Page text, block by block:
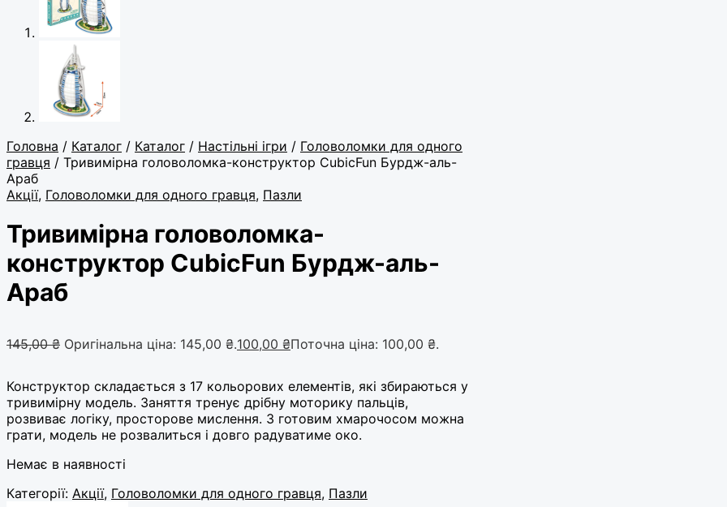
Головна / Каталог / Каталог / Настільні ігри / Головоломки для одного
гравця / Тривимірна головоломка-конструктор CubicFun Бурдж-аль-
Араб
Акції, Головоломки для одного гравця, Пазли
Тривимірна головоломка-
конструктор CubicFun Бурдж-аль-
Араб
145,00₴ Оригінальна ціна: 145,00 ₴.100,00 ₴Поточна ціна: 100,00 ₴.
Конструктор складається з 17 кольорових елементів, які збираються у
тривимірну модель. Заняття тренує дрібну моторику пальців,
розвиває логіку, просторове мислення. З готовим хмарочосом можна
грати, модель не розвалиться і довго радуватиме око.
Немає в наявності
Категорії: Акції, Головоломки для одного гравця, Пазли